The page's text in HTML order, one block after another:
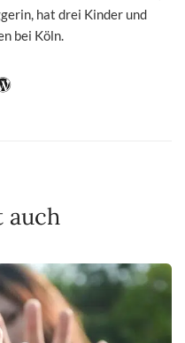
hat drei Kinder und
bei Köln.
auch